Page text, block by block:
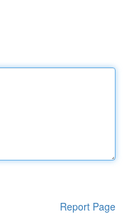
Report Page